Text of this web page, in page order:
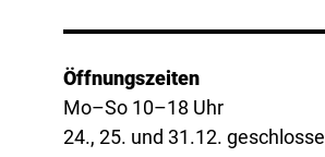
Öffnungszeiten
Mo–So 10–18 Uhr
24., 25. und 31.12.